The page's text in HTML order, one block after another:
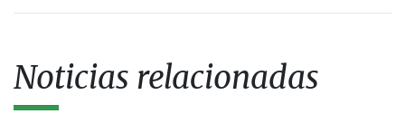
Noticias relacionadas